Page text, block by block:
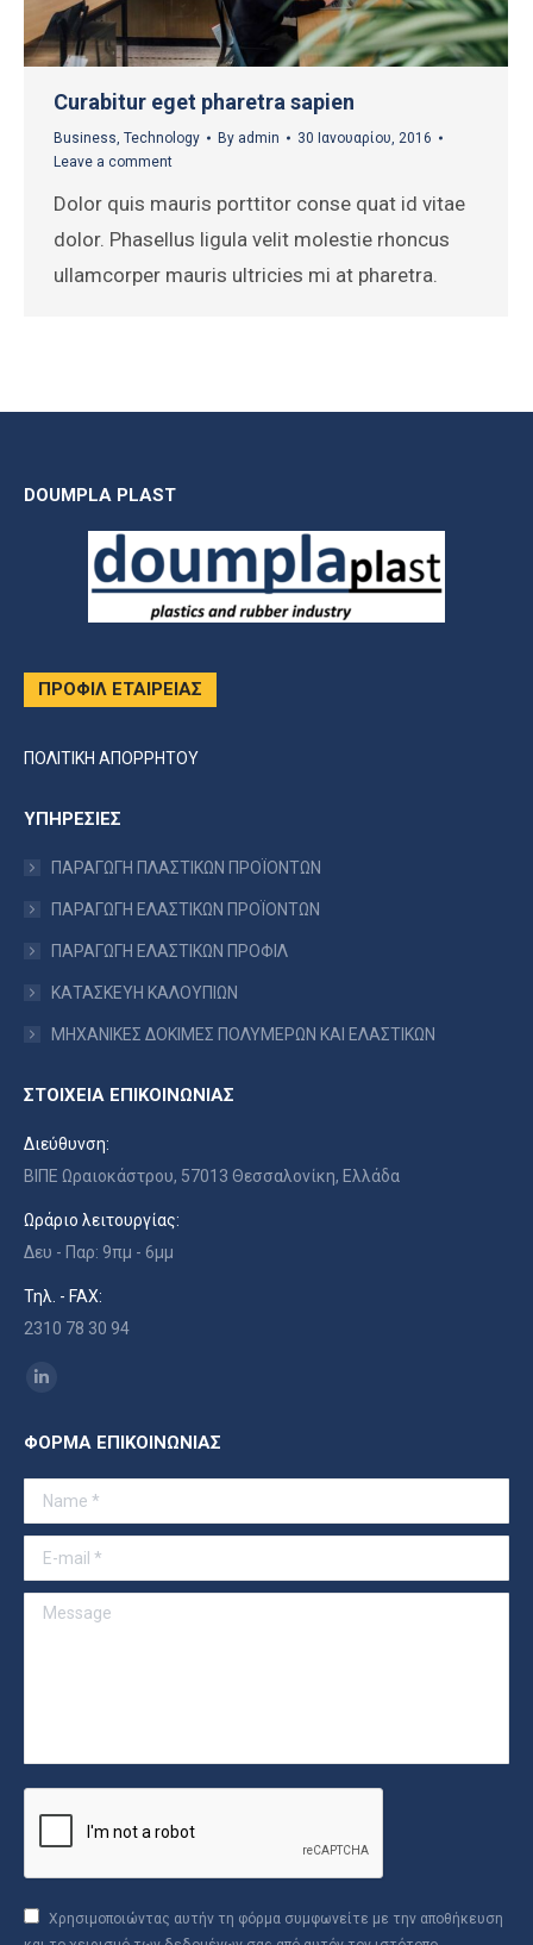
Curabitur eget pharetra sapien
Business, Technology By admin
30 Ιανουαρίου, 2016
Leave a comment
Dolor quis mauris porttitor conse quat id vitae
dolor. Phasellus ligula velit molestie rhoncus
ullamcorper mauris ultricies mi at pharetra.
DOUMPLA PLAST
ΠΡΟΦΙΛ ΕΤΑΙΡΕΙΑΣ
ΠΟΛΙΤΙΚΗ ΑΠΟΡΡΗΤΟΥ
ΥΠΗΡΕΣΙΕΣ
ΠΑΡΑΓΩΓΗ ΠΛΑΣΤΙΚΩΝ ΠΡΟΪΟΝΤΩΝ
ΠΑΡΑΓΩΓΗ ΕΛΑΣΤΙΚΩΝ ΠΡΟΪΟΝΤΩΝ
ΠΑΡΑΓΩΓΗ ΕΛΑΣΤΙΚΩΝ ΠΡΟΦΙΛ
ΚΑΤΑΣΚΕΥΗ ΚΑΛΟΥΠΙΩΝ
ΜΗΧΑΝΙΚΕΣ ΔΟΚΙΜΕΣ ΠΟΛΥΜΕΡΩΝ ΚΑΙ ΕΛΑΣΤΙΚΩΝ
ΣΤΟΙΧΕΙΑ ΕΠΙΚΟΙΝΩΝΙΑΣ
Διεύθυνση:
ΒΙΠΕ Ωραιοκάστρου, 57013 Θεσσαλονίκη, Ελλάδα
Ωράριο λειτουργίας:
Δευ - Παρ: 9πμ - 6μμ
Τηλ. - FAX:
2310 78 30 94
Find us on:
opens
in
ΦΟΡΜΑ ΕΠΙΚΟΙΝΩΝΙΑΣ
Name *
E-mail *
Message
Χρησιμοποιώντας αυτήν τη φόρμα συμφωνείτε με την αποθήκευση